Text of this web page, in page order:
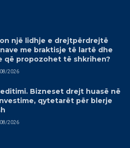
një lidhje e drejtpërdrejtë
me braktisje të lartë dhe
që propozohet të shkrihen?
2026
Bizneset drejt huasë në
qytetarët për blerje
2026